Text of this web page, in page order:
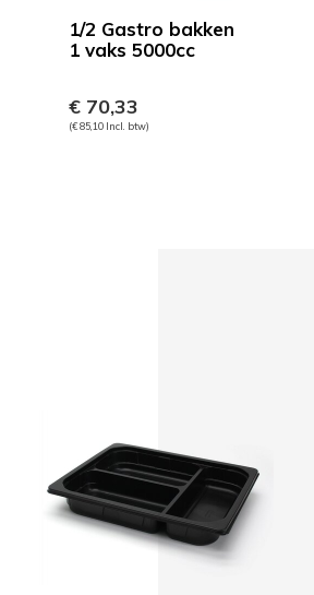
1/2 Gastro bakken
1 vaks 5000cc
€ 70,33
(€ 85,10 Incl. btw)